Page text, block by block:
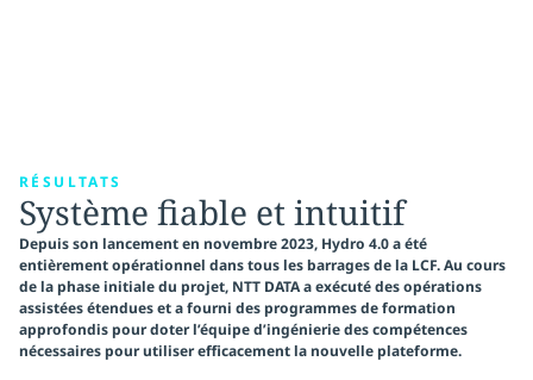
RÉSULTATS
Système fiable et intuitif
Depuis son lancement en novembre 2023, Hydro 4.0 a été
entièrement opérationnel dans tous les barrages de la LCF. Au cours
de la phase initiale du projet, NTT DATA a exécuté des opérations
assistées étendues et a fourni des programmes de formation
approfondis pour doter l’équipe d’ingénierie des compétences
nécessaires pour utiliser efficacement la nouvelle plateforme.